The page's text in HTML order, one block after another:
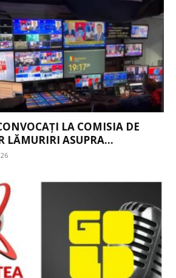
LA COMISIA DE
LĂMURIRI ASUPRA...